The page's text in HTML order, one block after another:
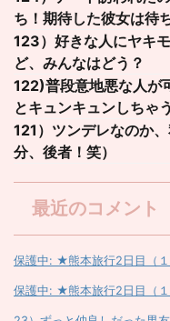
ち！期待した彼女は待
123）好きな人にヤキ
ど、みんなはどう？
122)普段意地悪な人が
とキュンキュンしちゃ
121）ツンデレなのか
分、後者！笑）
最近のコメント
保護中: ★熊本旅行2日目（１
保護中: ★熊本旅行2日目（１